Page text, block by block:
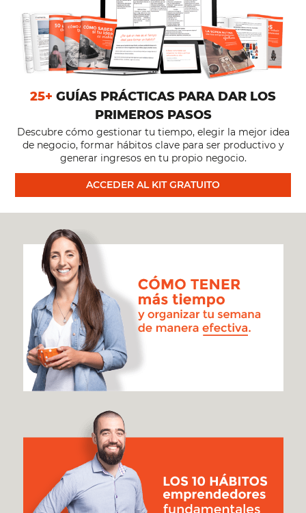
25+ GUÍAS PRÁCTICAS PARA DAR LOS
PRIMEROS PASOS
Descubre cómo gestionar tu tiempo, elegir la mejor idea
de negocio, formar hábitos clave para ser productivo y
generar ingresos en tu propio negocio.
ACCEDER AL KIT GRATUITO